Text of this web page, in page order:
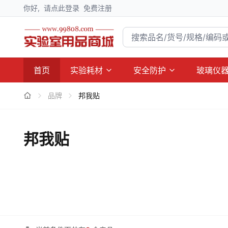
你好, 请点此登录 免费注册
首页 实验耗材 安全防护 玻璃仪
品牌 邦我贴
邦我贴